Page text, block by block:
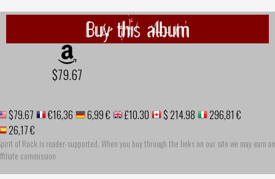
Buy this album
$79.67
$79.67 €16,36 6,99 € £10.30 $ 214.98
296,81 €
26,17 €
of Rock is reader-supported. When you buy through the links on our site we may earn an
commission